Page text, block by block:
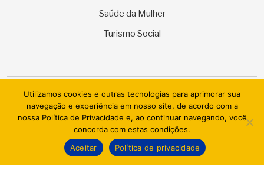
Saúde da Mulher
Turismo Social
© 2026 SESC Sergipe - Serviço Social do Comércio. Todos os
direitos reservados.
AI.BRAZIL TECHNOLOGIES & DATACENTER LTDA
Utilizamos cookies e outras tecnologias para aprimorar sua
navegação e experiência em nosso site, de acordo com a
nossa Política de Privacidade e, ao continuar navegando, você
concorda com estas condições.
Aceitar
Política de privacidade